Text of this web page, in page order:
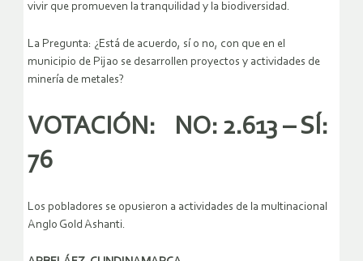
vivir que promueven la tranquilidad y la biodiversidad.
La Pregunta: ¿Está de acuerdo, sí o no, con que en el
municipio de Pijao se desarrollen proyectos y actividades de
minería de metales?
VOTACIÓN: NO: 2.613 – SÍ:
76
Los pobladores se opusieron a actividades de la multinacional
Anglo Gold Ashanti.